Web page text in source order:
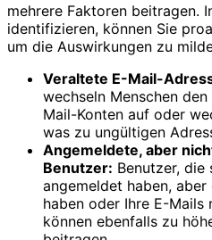
mehrere Faktoren beitragen.
identifizieren, können Sie
um die Auswirkungen zu
Veraltete E-Mail-
wechseln Menschen
Mail-Konten auf oder
was zu ungültigen
Angemeldete, aber
Benutzer: Benutzer, die
angemeldet haben,
haben oder Ihre E-
können ebenfalls zu